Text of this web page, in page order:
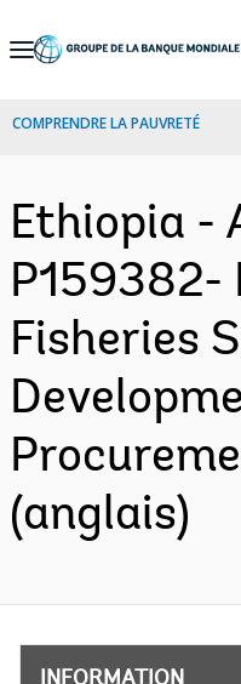
Skip
Navigation
COMPRENDRE LA PAUVRETÉ
Ethiopia -
P159382-
Fisheries
(anglais)